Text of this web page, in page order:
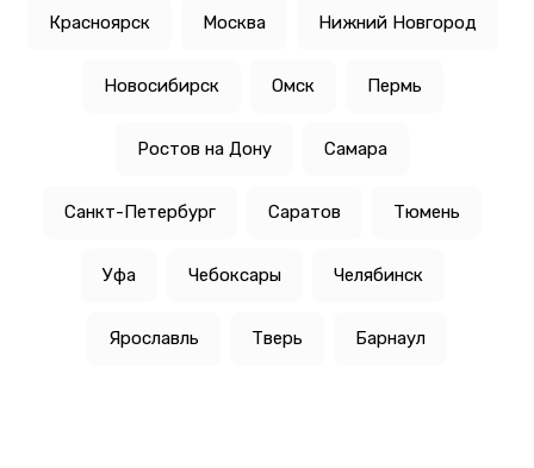
Красноярск Москва Нижний Новгород
Новосибирск Омск Пермь
Ростов на Дону Самара
Санкт-Петербург Саратов Тюмень
Уфа Чебоксары Челябинск
Ярославль Тверь Барнаул